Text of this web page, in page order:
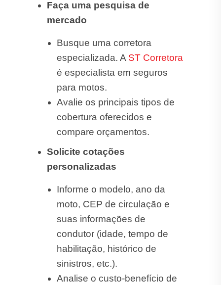
Faça uma pesquisa de
mercado
Busque uma corretora
especializada. A ST Corretora
é especialista em seguros
para motos.
Avalie os principais tipos de
cobertura oferecidos e
compare orçamentos.
Solicite cotações
personalizadas
Informe o modelo, ano da
moto, CEP de circulação e
suas informações de
condutor (idade, tempo de
habilitação, histórico de
sinistros, etc.).
Analise o custo-benefício de